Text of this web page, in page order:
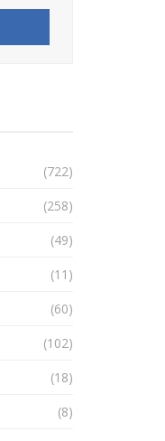
(722)
(258)
(49)
(11)
(60)
(102)
(18)
(8)